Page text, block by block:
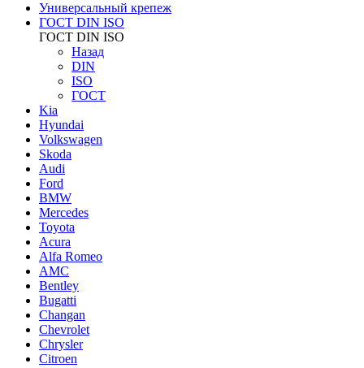
Универсальный крепеж
ГОСТ DIN ISO
ГОСТ DIN ISO
Назад
DIN
ISO
ГОСТ
Kia
Hyundai
Volkswagen
Skoda
Audi
Ford
BMW
Mercedes
Toyota
Acura
Alfa Romeo
AMC
Bentley
Bugatti
Changan
Chevrolet
Chrysler
Citroen